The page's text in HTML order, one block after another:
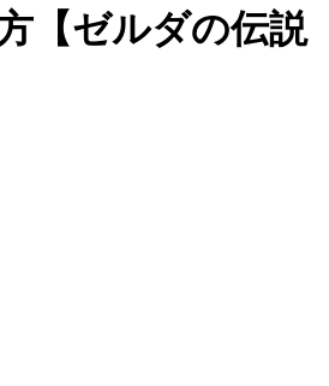
【ゼルダの伝説